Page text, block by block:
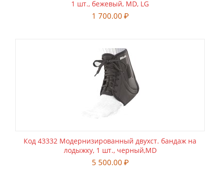
1 шт., бежевый, MD, LG
1 700.00 ₽
Код 43332 Модернизированный двухст. бандаж на
лодыжку, 1 шт., черный,MD
5 500.00 ₽